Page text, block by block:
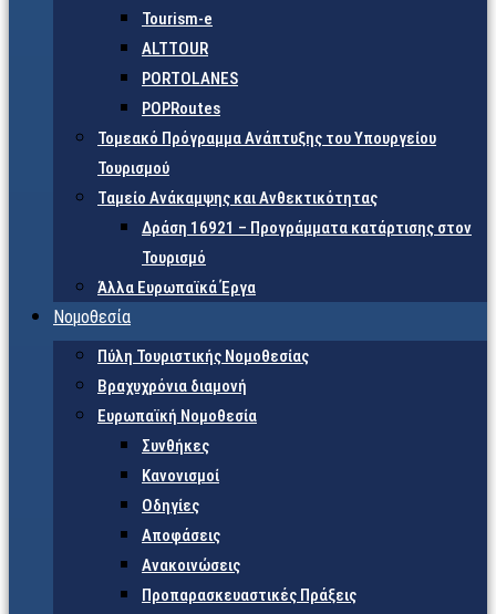
Tourism-e
ALTTOUR
PORTOLANES
POPRoutes
Τομεακό Πρόγραμμα Ανάπτυξης του Υπουργείου
Τουρισμού
Ταμείο Ανάκαμψης και Ανθεκτικότητας
Δράση 16921 – Προγράμματα κατάρτισης στον
Τουρισμό
Άλλα Ευρωπαϊκά Έργα
Νομοθεσία
Πύλη Τουριστικής Νομοθεσίας
Βραχυχρόνια διαμονή
Ευρωπαϊκή Νομοθεσία
Συνθήκες
Κανονισμοί
Οδηγίες
Αποφάσεις
Ανακοινώσεις
Προπαρασκευαστικές Πράξεις